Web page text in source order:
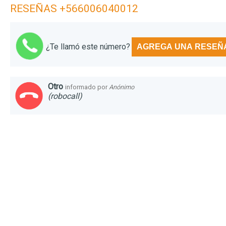
RESEÑAS +566006040012
¿Te llamó este número? AGREGA UNA
Otro informado por Anónimo
(robocall)